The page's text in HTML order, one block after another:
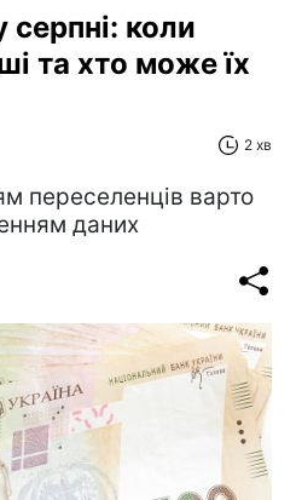
коли
та хто може їх
2 хв
переселенців варто
даних